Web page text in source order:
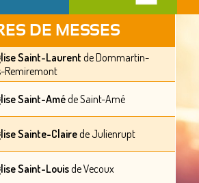
DE MESSES
Saint-Laurentde Dommartin-
Remiremont
Saint-Améde Saint-Amé
Sainte-Clairede Julienrupt
Saint-Louisde Vecoux